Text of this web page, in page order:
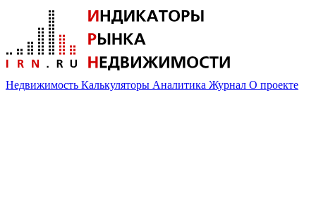
Недвижимость Калькуляторы Аналитика Журнал О проекте